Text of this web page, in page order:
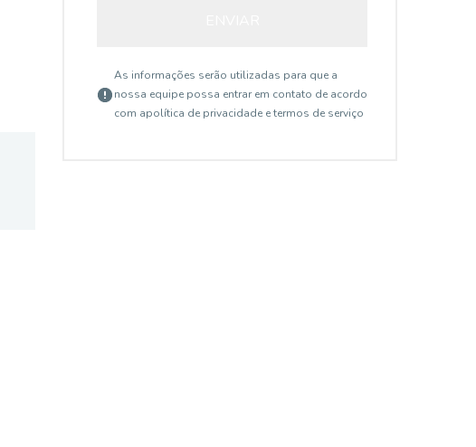
As informações serão utilizadas para que a
nossa equipe possa entrar em contato de acordo
com apolítica de privacidade e termos de serviço